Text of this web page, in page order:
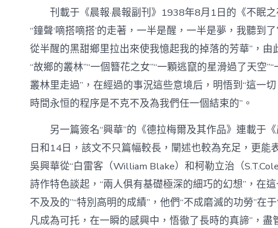
刊載于《晨報·晨報副刊》1938年8月1日的《不眠
“鐘聲‘嘀搭嘀搭’的走著，一半是醒，一半是夢，我聽到
從半醒的黑甜鄉里拉出來使我憶起我的掉落的芳華”，
“故鄉的叢林”“一個簪花之女”“一顆逃竄的星滑過了天空
叢林里走過”，在經過的事況這些意境后，明悟到“這一切
時間永恒的程序是不克不及為我們任一個結束的”。
另一篇簽名“興華”的《德拉梅爾及其作品》連載于
日和14日，該文不只篇幅較長，闡述也較為充足，更能
吳興華從“白雷客（William Blake）和柯勒立治（
詩作特色談起，“兩人俱有基礎極深的細巧的幻想”，在
不及及的”“特別高明的成績”，他們“不成磨滅的功勞”在
凡成為可托，在一瞬的感興中，悟徹了長時的真諦”，盡